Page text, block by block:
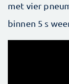
met vier
binnen 5 s